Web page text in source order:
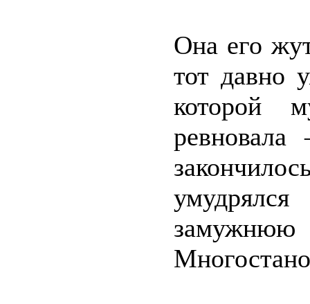
Она его
тот давно
которой